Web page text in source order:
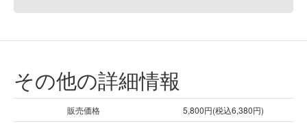
その他の詳細情報
販売価格
5,800円(税込6,380円)